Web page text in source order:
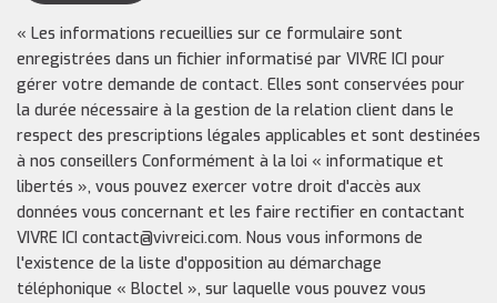
« Les informations recueillies sur ce formulaire sont
enregistrées dans un fichier informatisé par VIVRE ICI pour
gérer votre demande de contact. Elles sont conservées pour
la durée nécessaire à la gestion de la relation client dans le
respect des prescriptions légales applicables et sont destinées
à nos conseillers Conformément à la loi « informatique et
libertés », vous pouvez exercer votre droit d'accès aux
données vous concernant et les faire rectifier en contactant
VIVRE ICI contact@vivreici.com. Nous vous informons de
l'existence de la liste d'opposition au démarchage
téléphonique « Bloctel », sur laquelle vous pouvez vous